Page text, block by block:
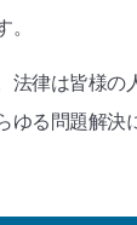
法律は皆様の
ゆる問題解決